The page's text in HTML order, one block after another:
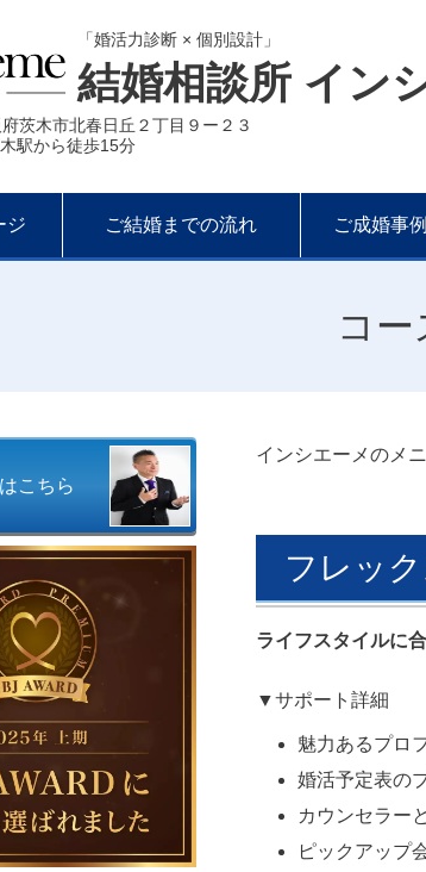
「婚活力診断 × 個別設計」
結婚相談所 イン
茨木市北春日丘２丁目９ー２３
駅から徒歩15分
ジ ご結婚までの流れ ご成婚事例
コ
インシエーメのメ
フレッ
ライフスタイルに
▼サポート詳細
魅力あるプロ
婚活予定表の
カウンセラー
ピックアップ
こちら